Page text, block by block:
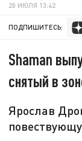
20 ИЮЛЯ 13:42
ПОДПИШИТЕСЬ:
Shaman
снятый в
Ярослав